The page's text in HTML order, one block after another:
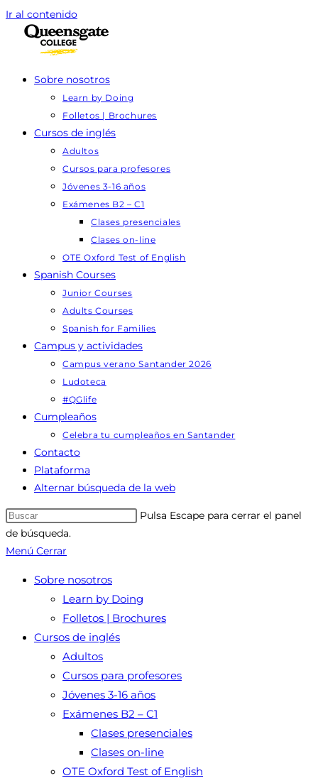
Ir al contenido
Sobre nosotros
Learn by Doing
Folletos | Brochures
Cursos de inglés
Adultos
Cursos para profesores
Jóvenes 3-16 años
Exámenes B2 – C1
Clases presenciales
Clases on-line
OTE Oxford Test of English
Spanish Courses
Junior Courses
Adults Courses
Spanish for Families
Campus y actividades
Campus verano Santander 2026
Ludoteca
#QGlife
Cumpleaños
Celebra tu cumpleaños en Santander
Contacto
Plataforma
Alternar búsqueda de la web
Pulsa Escape para cerrar el panel
de búsqueda.
Menú Cerrar
Sobre nosotros
Learn by Doing
Folletos | Brochures
Cursos de inglés
Adultos
Cursos para profesores
Jóvenes 3-16 años
Exámenes B2 – C1
Clases presenciales
Clases on-line
OTE Oxford Test of English